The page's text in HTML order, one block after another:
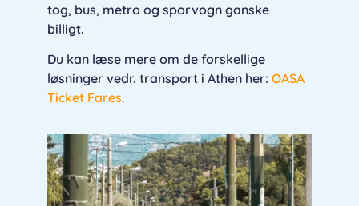
tog, bus, metro og sporvogn ganske
billigt.
Du kan læse mere om de forskellige
løsninger vedr. transport i Athen her:OASA
Ticket Fares.